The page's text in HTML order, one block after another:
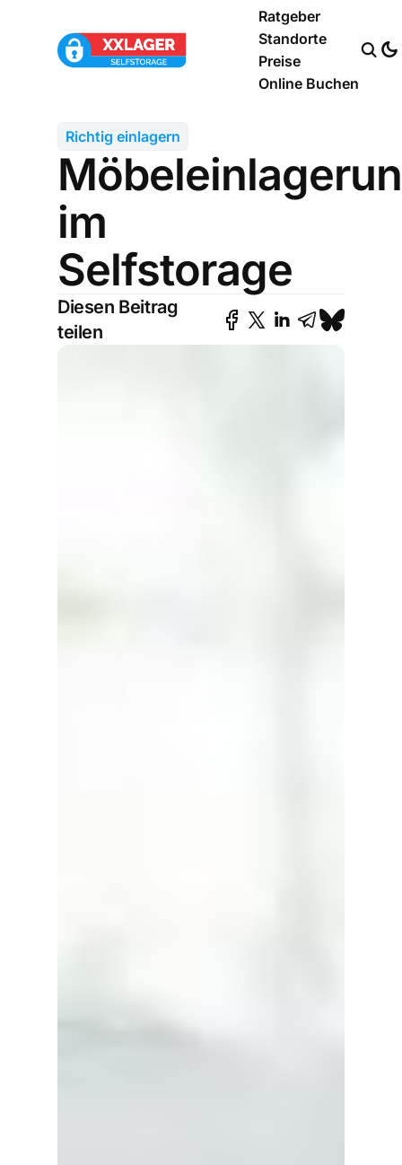
Ratgeber
Standorte
Preise
Online Buchen
Richtig einlagern
im
Selfstorage
Diesen Beitrag
teilen